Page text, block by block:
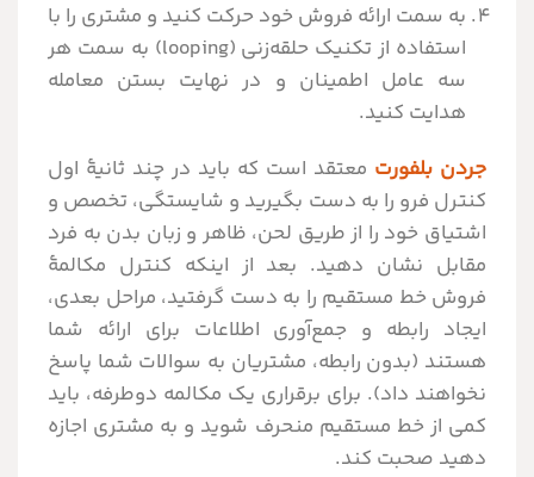
به سمت ارائه فروش خود حرکت کنید و مشتری را با
استفاده از تکنیک حلقه‌زنی (looping) به سمت هر
سه عامل اطمینان و در نهایت بستن معامله
هدایت کنید.
جردن بلفورت معتقد است که باید در چند ثانیۀ اول
کنترل فرو را به دست بگیرید و شایستگی، تخصص و
اشتیاق خود را از طریق لحن، ظاهر و زبان بدن به فرد
مقابل نشان دهید. بعد از اینکه کنترل مکالمۀ
فروش خط مستقیم را به دست گرفتید، مراحل بعدی،
ایجاد رابطه و جمع‌آوری اطلاعات برای ارائه شما
هستند (بدون رابطه، مشتریان به سوالات شما پاسخ
نخواهند داد). برای برقراری یک مکالمه دوطرفه، باید
کمی از خط مستقیم منحرف شوید و به مشتری اجازه
دهید صحبت کند.